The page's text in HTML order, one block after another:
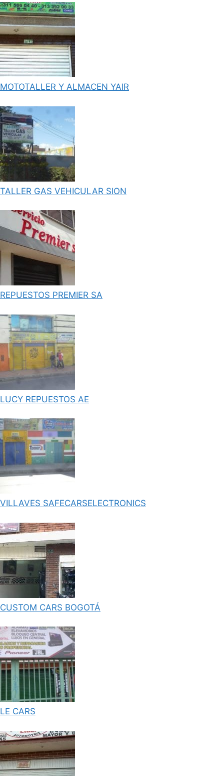
MOTOTALLER Y ALMACEN YAIR
TALLER GAS VEHICULAR SION
REPUESTOS PREMIER SA
LUCY REPUESTOS AE
VILLAVES SAFECARSELECTRONICS
CUSTOM CARS BOGOTÁ
LE CARS